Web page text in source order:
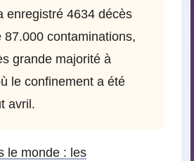
enregistré 4634 décès
87.000 contaminations,
grande majorité à
le confinement a été
avril.
le monde : les